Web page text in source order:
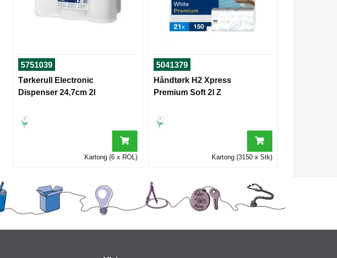
5751039
Tørkerull Electronic
Dispenser 24,7cm 2l
Kartong (6 x ROL)
5041379
Håndtørk H2 Xpress
Premium Soft 2l Z
Kartong (3150 x Stk)